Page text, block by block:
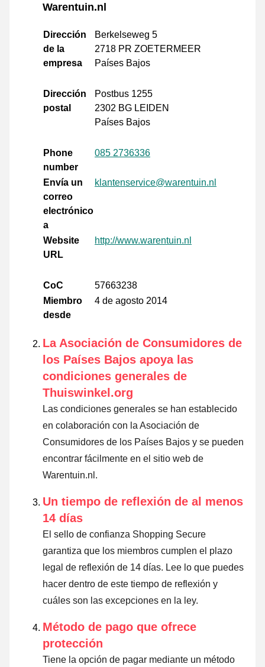
Warentuin.nl
Dirección
de la
empresa
Berkelseweg 5
2718 PR ZOETERMEER
Países Bajos
Dirección
postal
Postbus 1255
2302 BG LEIDEN
Países Bajos
Phone
number
085 2736336
Envía un
correo
electrónico
a
klantenservice@warentuin.nl
Website
URL
http://www.warentuin.nl
CoC
57663238
Miembro
desde
4 de agosto 2014
La Asociación de Consumidores de
los Países Bajos apoya las
condiciones generales de
Thuiswinkel.org
Las condiciones generales se han establecido
en colaboración con la Asociación de
Consumidores de los Países Bajos y se pueden
encontrar fácilmente en el sitio web de
Warentuin.nl.
Un tiempo de reflexión de al menos
14 días
El sello de confianza Shopping Secure
garantiza que los miembros cumplen el plazo
legal de reflexión de 14 días. Lee lo que puedes
hacer dentro de este tiempo de reflexión y
cuáles son las excepciones en la ley.
Método de pago que ofrece
protección
Tiene la opción de pagar mediante un método